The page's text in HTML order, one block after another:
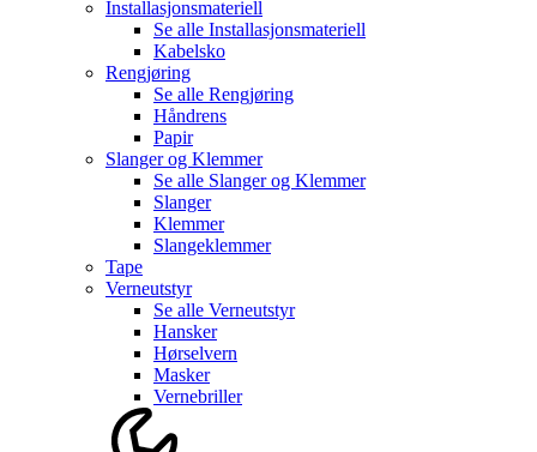
Installasjonsmateriell
Se alle Installasjonsmateriell
Kabelsko
Rengjøring
Se alle Rengjøring
Håndrens
Papir
Slanger og Klemmer
Se alle Slanger og Klemmer
Slanger
Klemmer
Slangeklemmer
Tape
Verneutstyr
Se alle Verneutstyr
Hansker
Hørselvern
Masker
Vernebriller